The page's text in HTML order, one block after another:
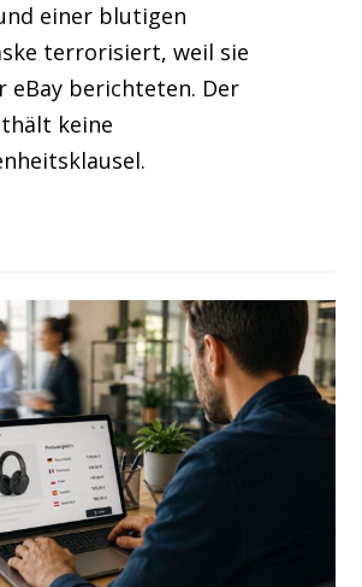
einer blutigen
terrorisiert, weil sie
eBay berichteten. Der
keine